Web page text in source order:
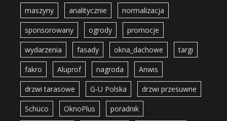
maszyny analitycznie normalizacja
sponsorowany ogrody promocje
wydarzenia fasady okna_dachowe targi
fakro Aluprof nagroda Anwis
drzwi tarasowe G-U Polska drzwi przesuwne
Schüco OknoPlus poradnik